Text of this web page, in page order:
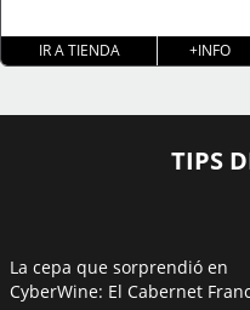
IR A TIENDA +INFO
TIPS
La cepa que sorprendió en
CyberWine: El Cabernet Franc